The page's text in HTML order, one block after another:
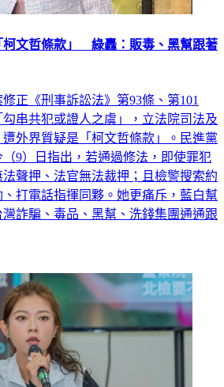
柯文哲條款」 綠轟：販毒、黑幫跟著
正《刑事訴訟法》第93條、第101
串共犯或證人之虞」，立法院司法及
外界質疑是「柯文哲條款」。民進黨
9）日指出，若通過修法，即使罪犯
聲押、法官無法裁押；且檢警搜索約
打電話指揮同夥。她更痛斥，藍白幫
詐騙、毒品、黑幫、洗錢集團通通跟